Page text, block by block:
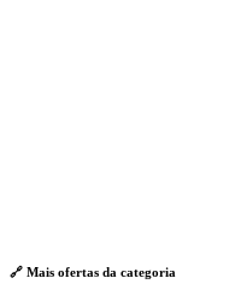
🔗 Mais ofertas da categoria